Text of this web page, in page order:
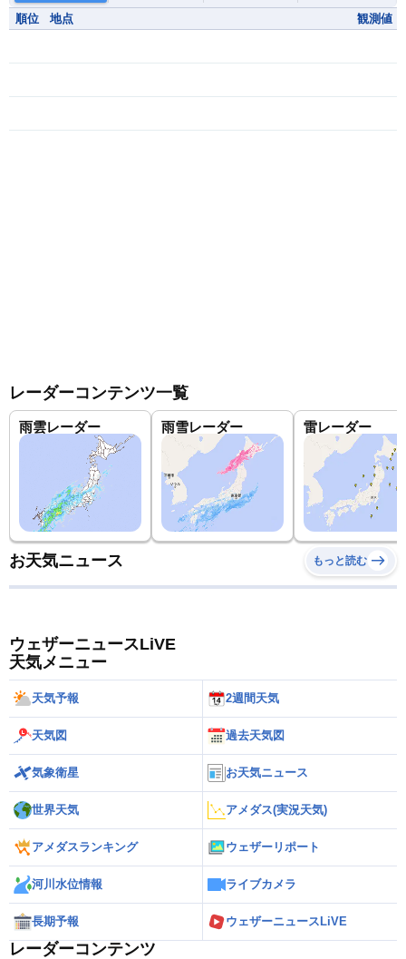
順位 地点 観測値
レーダーコンテンツ一覧
雨雲レーダー 雨雪レーダー 雷レーダー
お天気ニュース もっと読む
ウェザーニュースLiVE
天気メニュー
天気予報 2週間天気
天気図 過去天気図
気象衛星 お天気ニュース
世界天気 アメダス(実況天気)
アメダスランキング ウェザーリポート
河川水位情報 ライブカメラ
長期予報 ウェザーニュースLiVE
レーダーコンテンツ